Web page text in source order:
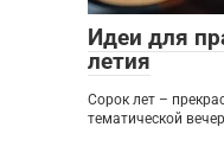
Идеи для
летия
Сорок лет –
тематической